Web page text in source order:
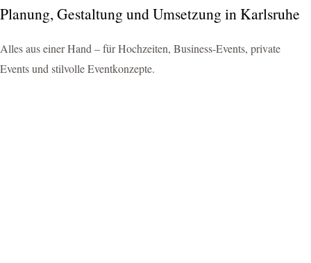
Planung, Gestaltung und Umsetzung in Karlsruhe
Alles aus einer Hand – für Hochzeiten, Business-Events, private
Events und stilvolle Eventkonzepte.